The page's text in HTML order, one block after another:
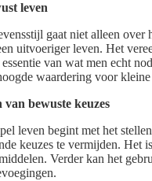
leven
gaat niet alleen
uitvoeriger leven. Het
van wat men echt
waardering voor
bewuste keuzes
leven begint met het
keuzes te vermijden. Het
Verder kan het